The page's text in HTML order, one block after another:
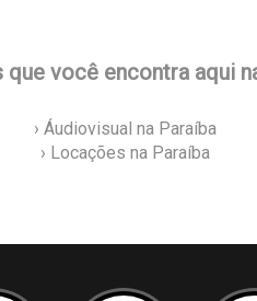
você encontra aqui
› Áudiovisual na Paraíba
› Locações na Paraíba